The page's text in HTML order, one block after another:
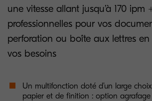
une vitesse allant jusqu’à 170 ipm
professionnelles pour vos
perforation ou boîte aux lettres
vos besoins
Un multifonction doté d’un large
papier et de finition : option